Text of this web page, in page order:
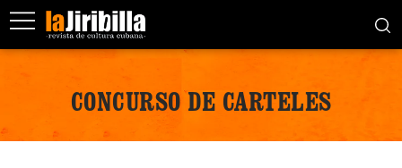
CONCURSO DE CARTELES